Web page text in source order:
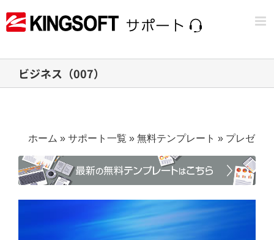
to
ビジネス（007）
ホーム » サポート一覧 » 無料テンプレート » プレゼン